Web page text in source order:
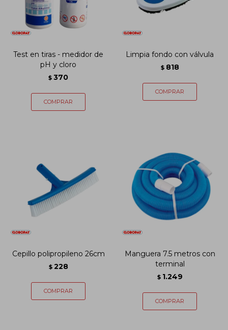
Test en tiras - medidor de
pH y cloro
$ 370
Limpia fondo con válvula
$ 818
Cepillo polipropileno 26cm
$ 228
Manguera 7.5 metros con
terminal
$ 1.249